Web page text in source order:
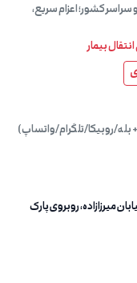
کشور؛ اعزام سریع،
بیمار
و سوم 178 شرقی، خیابان میرزازاده، روبروی پارک